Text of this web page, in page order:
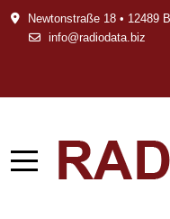
Newtonstraße 18 • 12489
info@radiodata.biz